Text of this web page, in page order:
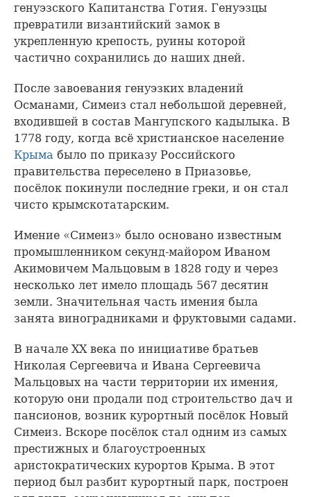
генуэзского Капитанства Готия. Генуэзцы
превратили византийский замок в
укрепленную крепость, руины которой
частично сохранились до наших дней.
После завоевания генуэзких владений
Османами, Симеиз стал небольшой деревней,
входившей в состав Мангупского кадылыка. В
1778 году, когда всё христианское население
Крыма было по приказу Российского
правительства переселено в Приазовье,
посёлок покинули последние греки, и он стал
чисто крымскотатарским.
Имение «Симеиз» было основано известным
промышленником секунд-майором Иваном
Акимовичем Мальцовым в 1828 году и через
несколько лет имело площадь 567 десятин
земли. Значительная часть имения была
занята виноградниками и фруктовыми садами.
В начале XX века по инициативе братьев
Николая Сергеевича и Ивана Сергеевича
Мальцовых на части территории их имения,
которую они продали под строительство дач и
пансионов, возник курортный посёлок Новый
Симеиз. Вскоре посёлок стал одним из самых
престижных и благоустроенных
аристократических курортов Крыма. В этот
период был разбит курортный парк, построен